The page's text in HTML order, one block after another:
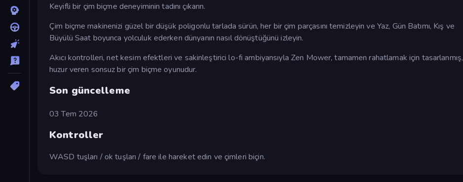
Keyifli bir çim biçme deneyiminin tadını çıkarın.
Çim biçme makinenizi güzel bir düşük poligonlu tarlada sürün, her bir çim parçasını temizleyin ve Yaz, Gün Batımı, Kış ve
Büyülü Saat boyunca yolculuk ederken dünyanın nasıl dönüştüğünü izleyin.
Akıcı kontrolleri, net kesim efektleri ve sakinleştirici lo-fi ambiyansıyla Zen Mower, tamamen rahatlamak için tasarlanmış,
huzur veren sonsuz bir çim biçme oyunudur.
Son güncelleme
03 Tem 2026
Kontroller
WASD tuşları / ok tuşları / fare ile hareket edin ve çimleri biçin.